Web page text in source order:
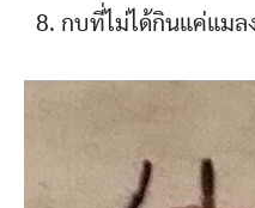
8. กบที่ไม่ได้กินแค่แมล